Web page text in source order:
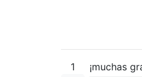
1 ¡muchas